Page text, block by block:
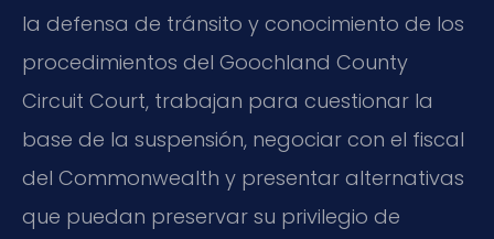
la defensa de tránsito y conocimiento de los
procedimientos del Goochland County
Circuit Court, trabajan para cuestionar la
base de la suspensión, negociar con el fiscal
del Commonwealth y presentar alternativas
que puedan preservar su privilegio de